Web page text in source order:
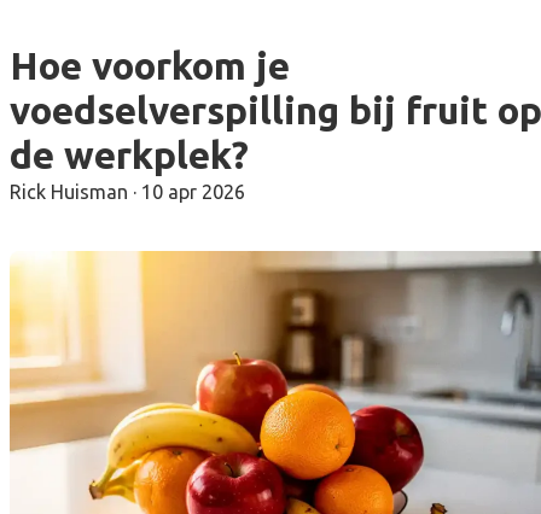
Hoe voorkom je
voedselverspilling bij fruit op
de werkplek?
Rick Huisman · 10 apr 2026